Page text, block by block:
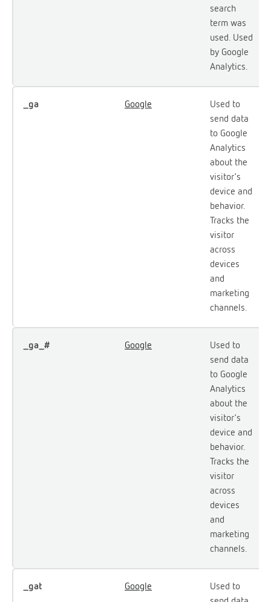
search
term was
used. Used
by Google
Analytics.
_ga Google
Used to
send data
to Google
Analytics
about the
visitor's
device and
behavior.
Tracks the
visitor
across
devices
and
marketing
channels.
_ga_# Google
Used to
send data
to Google
Analytics
about the
visitor's
device and
behavior.
Tracks the
visitor
across
devices
and
marketing
channels.
_gat Google
Used to